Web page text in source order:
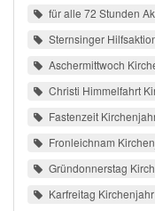
für alle 72 Stunden
Sternsinger
Aschermittwoch
Christi Himmelfahrt
Fastenzeit
Fronleichnam
Gründonnerstag
Karfreitag Kirchenjahr